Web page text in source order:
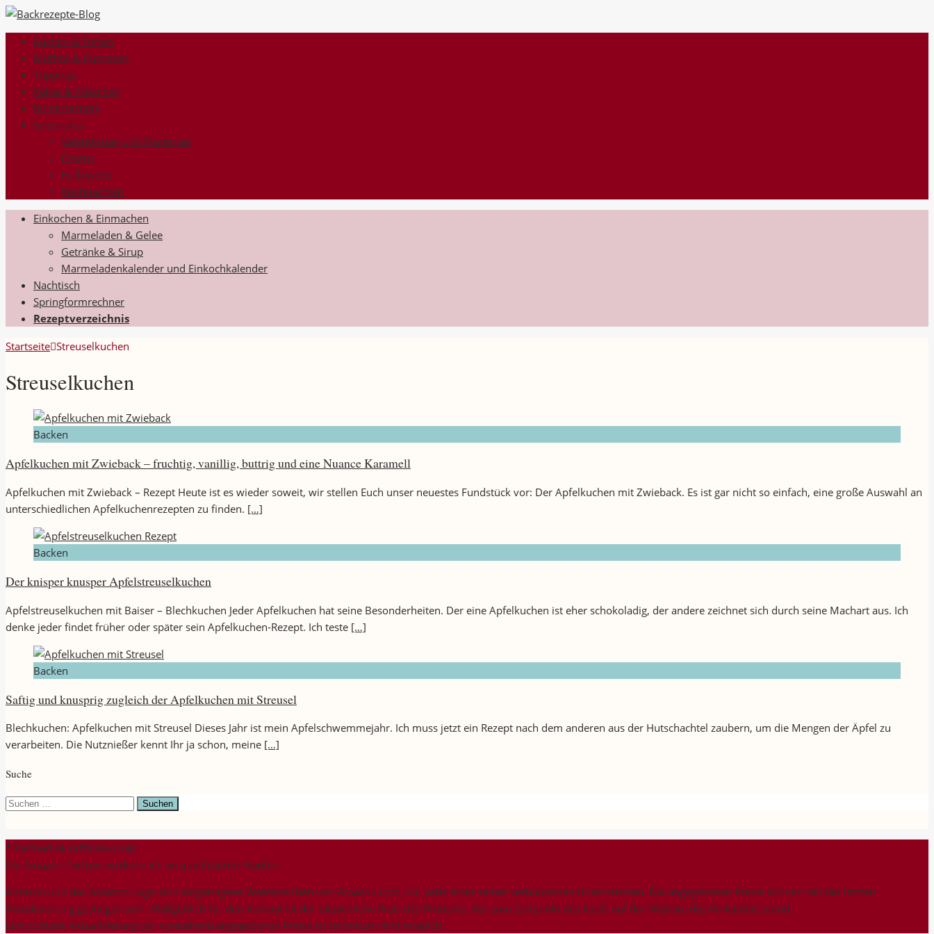
Kuchen & Torten
Muffins & Cupcakes
Toppings
Kekse & Plätzchen
Kinderrezepte
Saisonales
Valentinstag und Muttertag
Ostern
Halloween
Weihnachten
Einkochen & Einmachen
Marmeladen & Gelee
Getränke & Sirup
Marmeladenkalender und Einkochkalender
Nachtisch
Springformrechner
Rezeptverzeichnis
Startseite Streuselkuchen
Streuselkuchen
Backen
Apfelkuchen mit Zwieback – fruchtig, vanillig, buttrig und eine Nuance Karamell
Apfelkuchen mit Zwieback – Rezept Heute ist es wieder soweit, wir stellen Euch unser neuestes Fundstück vor: Der Apfelkuchen mit Zwieback. Es ist gar nicht so einfach, eine große Auswahl an
unterschiedlichen Apfelkuchenrezepten zu finden. […]
Backen
Der knisper knusper Apfelstreuselkuchen
Apfelstreuselkuchen mit Baiser – Blechkuchen Jeder Apfelkuchen hat seine Besonderheiten. Der eine Apfelkuchen ist eher schokoladig, der andere zeichnet sich durch seine Machart aus. Ich
denke jeder findet früher oder später sein Apfelkuchen-Rezept. Ich teste […]
Backen
Saftig und knusprig zugleich der Apfelkuchen mit Streusel
Blechkuchen: Apfelkuchen mit Streusel Dieses Jahr ist mein Apfelschwemmejahr. Ich muss jetzt ein Rezept nach dem anderen aus der Hutschachtel zaubern, um die Mengen der Äpfel zu
verarbeiten. Die Nutznießer kennt Ihr ja schon, meine […]
Suche
Suchen
* Partnerlink (Affiliate-Link)
Als Amazon-Partner verdiene ich an qualifizierten Käufen.
Amazon und das Amazon-Logo sind eingetragene Warenzeichen von Amazon.com, Inc. oder eines seiner verbundenen Unternehmen. Die angegebenen Preise können seit der letzten
Aktualisierung gestiegen sein. Maßgeblich für den Verkauf ist der tatsächliche Preis des Produkts, der zum Zeitpunkt des Kaufs auf der Website des Verkäufers stand.
Eine Echtzeit-Aktualisierung der vorstehend angegebenen Preise ist technisch nicht möglich.